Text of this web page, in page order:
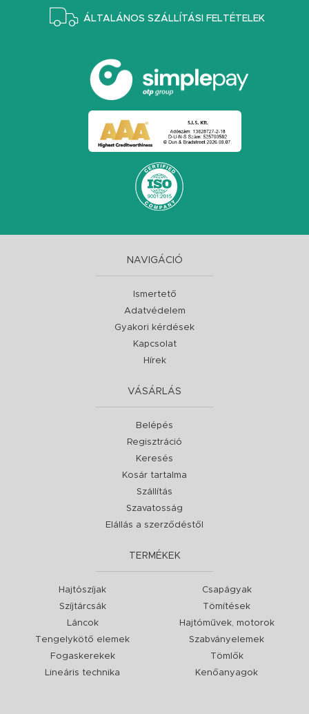
ÁLTALÁNOS SZÁLLÍTÁSI FELTÉTELEK
NAVIGÁCIÓ
Ismertető
Adatvédelem
Gyakori kérdések
Kapcsolat
Hírek
VÁSÁRLÁS
Belépés
Regisztráció
Keresés
Kosár tartalma
Szállítás
Szavatosság
Elállás a szerződéstől
TERMÉKEK
Hajtószíjak
Szíjtárcsák
Láncok
Tengelykötő elemek
Fogaskerekek
Lineáris technika
Csapágyak
Tömítések
Hajtóművek, motorok
Szabványelemek
Tömlők
Kenőanyagok